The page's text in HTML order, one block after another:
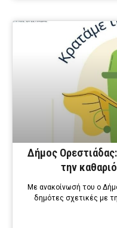
Δήμος
την
Με ανακοίνωσή του ο
δημότες σχετικές με